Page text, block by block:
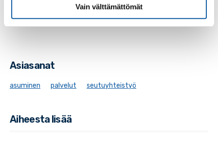
Vain välttämättömät
Asiasanat
asuminen palvelut seutuyhteistyö
Aiheesta lisää